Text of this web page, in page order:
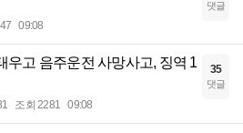
09:08
댓글
우고 음주운전 사망사고, 징역 1
조회 2281 09:08
35
댓글